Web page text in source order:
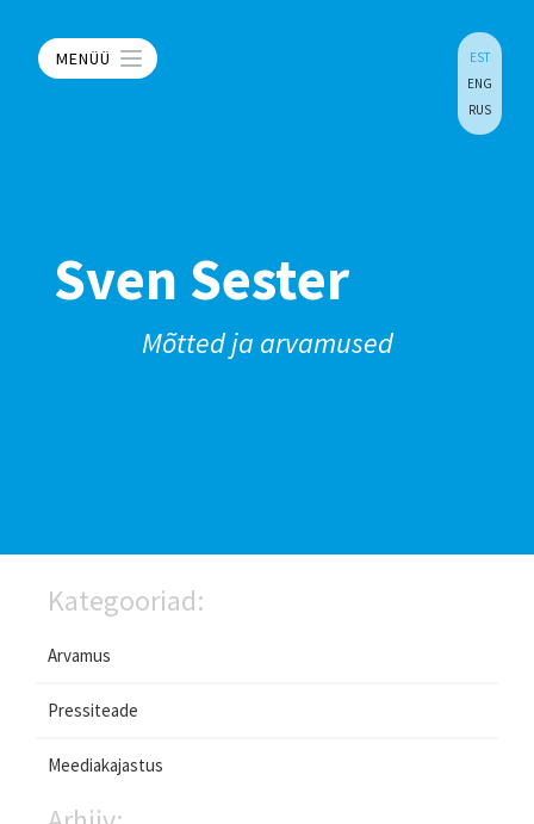
MENÜÜ
EST
ENG
RUS
Sven Sester
Mõtted ja arvamused
Kategooriad:
Arvamus
Pressiteade
Meediakajastus